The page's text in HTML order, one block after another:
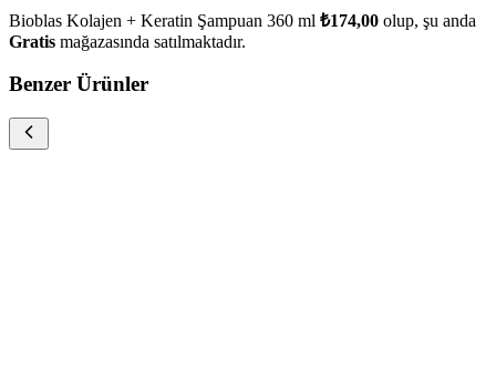
Bioblas Kolajen + Keratin Şampuan 360 ml ₺174,00 olup, şu anda
Gratis mağazasında satılmaktadır.
Benzer Ürünler